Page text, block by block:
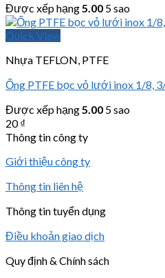
Được xếp hạng5.00 5 sao
Quick View
Nhựa TEFLON, PTFE
Ống PTFE bọc vỏ lưới inox 1/8,
Được xếp hạng5.00 5 sao
20₫
Thông tin công ty
Giới thiệu công ty
Thông tin liên hệ
Thông tin tuyển dụng
Điều khoản giao dịch
Quy định & Chính sách